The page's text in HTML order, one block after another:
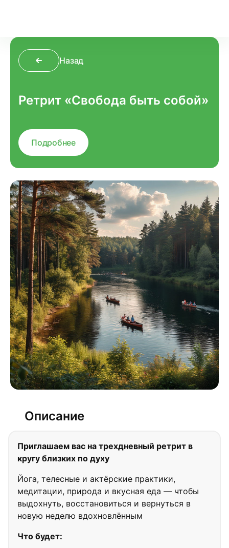
Назад
Ретрит «Свобода быть собой»
Подробнее
Описание
Приглашаем вас на трехдневный ретрит в
кругу близких по духу
Йога, телесные и актёрские практики,
медитации, природа и вкусная еда — чтобы
выдохнуть, восстановиться и вернуться в
новую неделю вдохновлённым
Что будет: